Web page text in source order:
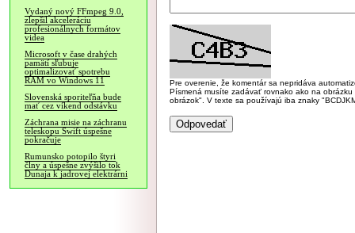
Vydaný nový FFmpeg 9.0,
zlepšil akceleráciu
profesionálnych formátov
videa
Microsoft v čase drahých
pamätí sľubuje
optimalizovať spotrebu
RAM vo Windows 11
Slovenská sporiteľňa bude
mať cez víkend odstávku
Záchrana misie na záchranu
teleskopu Swift úspešne
pokračuje
Rumunsko potopilo štyri
člny a úspešne zvýšilo tok
Dunaja k jadrovej elektrárni
Pre overenie, že komentár sa nepridáva
Písmená musíte zadávať rovnako ako na
obrázok". V texte sa používajú iba znaky